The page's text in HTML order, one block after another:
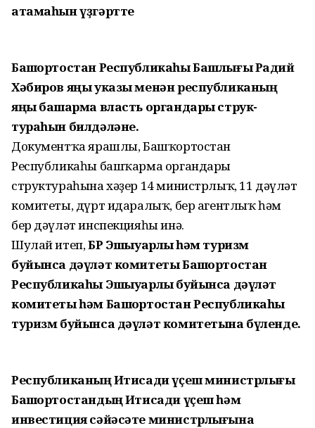
атамаһын үҙгәртте
Башҡортостан Республикаһы Башлығы Радий
Хәбиров яңы указы менән республиканың
яңы башҡарма власть органдары струк­
тураһын билдәләне.
Доку­ментҡа ярашлы, Башҡортостан
Республикаһы башҡарма органдары
структураһына хәҙер 14 министрлыҡ, 11 дәүләт
комитеты, дүрт идаралыҡ, бер агентлыҡ һәм
бер дәүләт инспекцияһы инә.
Шулай итеп,БР Эшҡыуарлыҡ һәм туризм
буйынса дәүләт комитеты Башҡортостан
Республикаһы Эшҡыуарлыҡ буйынса дәүләт
комитеты һәм Башҡортостан Республикаһы
туризм буйынса дәүләт комитетына бүленде.
Республиканың Иҡтисади үҫеш министрлығы
Башҡор­тостандың Иҡтисади үҫеш һәм
инвестиция сәйәсәте минист­рлығына